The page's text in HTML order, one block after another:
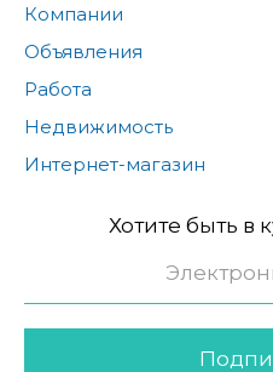
Компании
Объявления
Работа
Недвижимость
Интернет-магазин
Хотите быть в